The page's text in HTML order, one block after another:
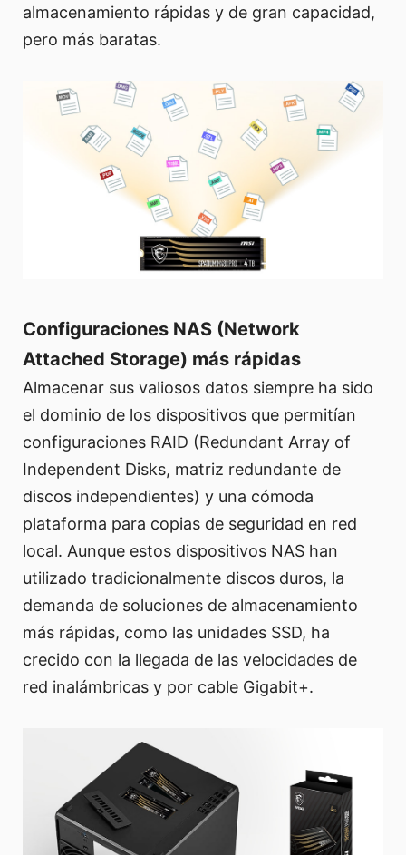
almacenamiento rápidas y de gran capacidad,
pero más baratas.
Configuraciones NAS (Network
Attached Storage) más rápidas
Almacenar sus valiosos datos siempre ha sido
el dominio de los dispositivos que permitían
configuraciones RAID (Redundant Array of
Independent Disks, matriz redundante de
discos independientes) y una cómoda
plataforma para copias de seguridad en red
local. Aunque estos dispositivos NAS han
utilizado tradicionalmente discos duros, la
demanda de soluciones de almacenamiento
más rápidas, como las unidades SSD, ha
crecido con la llegada de las velocidades de
red inalámbricas y por cable Gigabit+.